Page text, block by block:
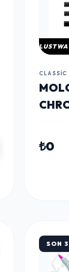
CLASSIC
₺0
SON